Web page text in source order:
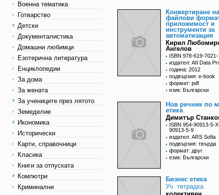
Военна тематика
Готварство
Детски
Документалистика
Домашни любимци
Езотерична литература
Енциклопедии
За дома
За жената
За учениците през лятото
Земеделие
Икономика
Исторически
Карти, справочници
Класика
Книги за отпуската
Компютри
Криминални
Конвертиране на
файлови
приложимост и
инструменти за
автоматизация
Кирил
Ангелов
ISBN 978-619-
издател: AII Data
година: 2012
подвързия: e-book
формат: pdf
език: Български
Нов речник по
етика
Димитър
ISBN 954-90913-5-
90913-5-9
издател: ARS Sofia
подвързия: твърда
формат: друг
език: Български
Бизнес етика
Уч. тетрадка